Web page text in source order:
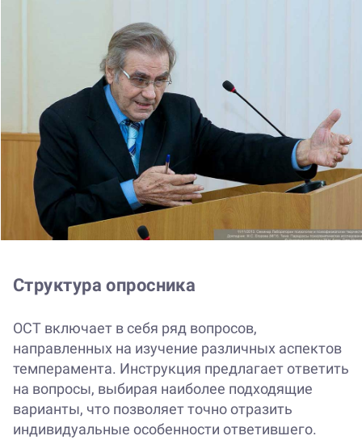
Структура опросника
ОСТ включает в себя ряд вопросов,
направленных на изучение различных аспектов
темперамента. Инструкция предлагает ответить
на вопросы, выбирая наиболее подходящие
варианты, что позволяет точно отразить
индивидуальные особенности ответившего.